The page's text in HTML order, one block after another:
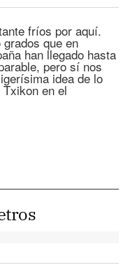
fríos por aquí.
que en
han llegado hasta
pero sí nos
idea de lo
en el